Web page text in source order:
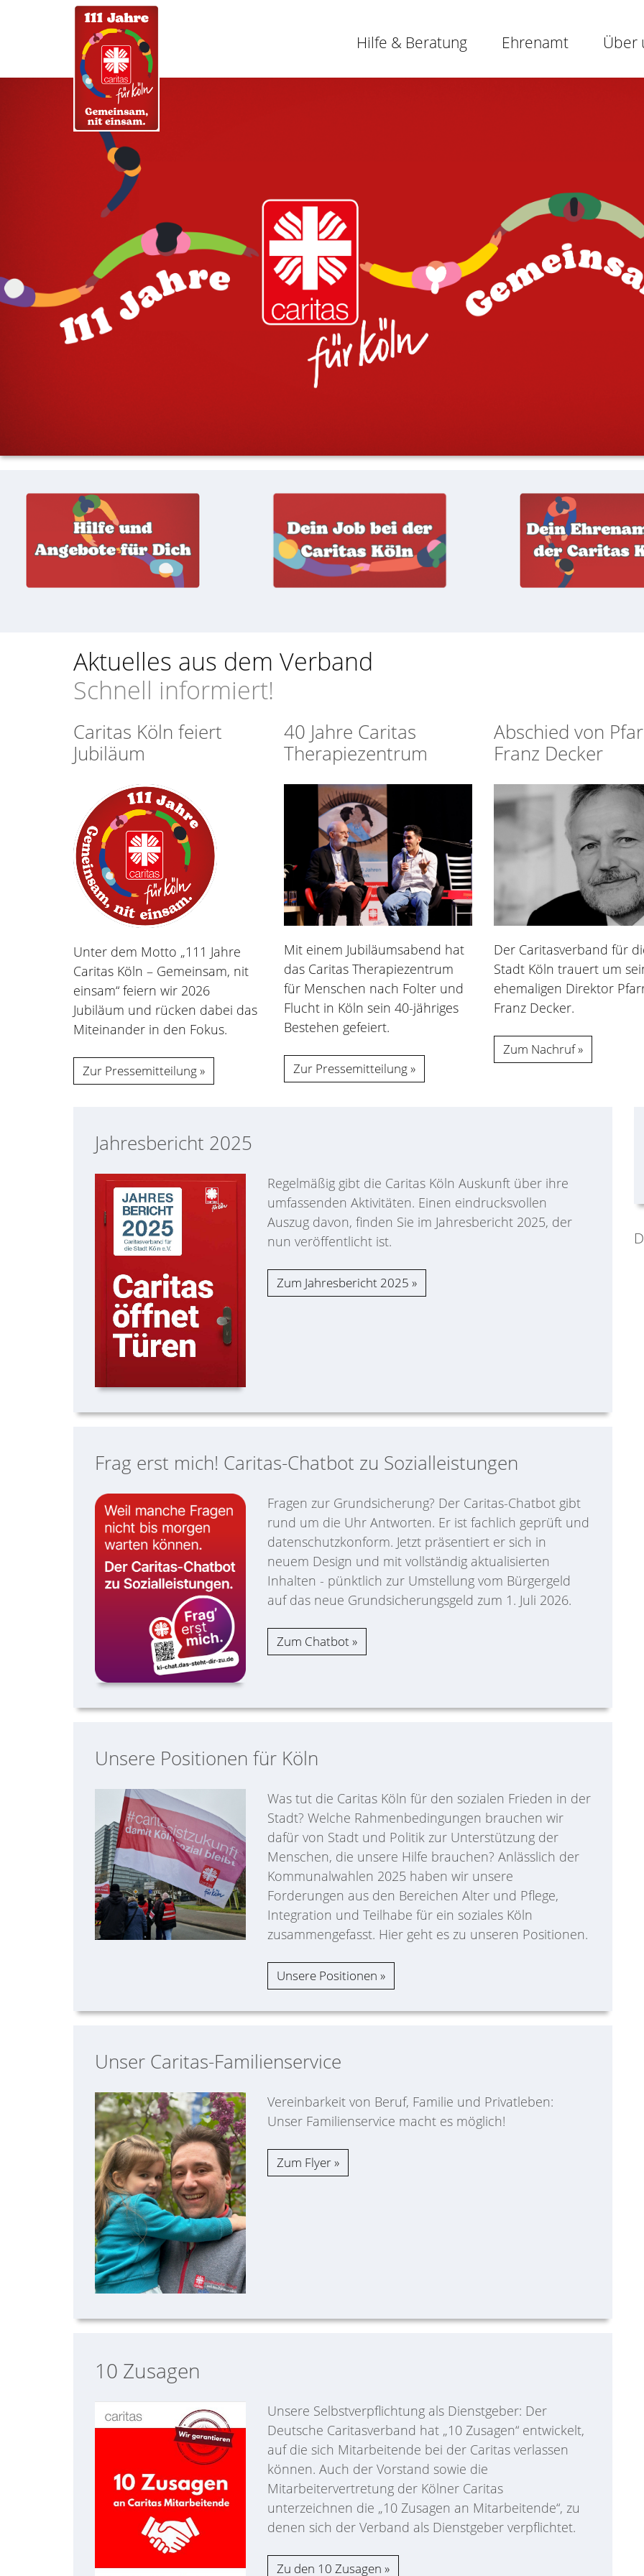
Hilfe & Beratung Ehrenamt Über
Aktuelles aus dem Verband
Schnell informiert!
Caritas Köln feiert
Jubiläum
Unter dem Motto „111 Jahre
Caritas Köln – Gemeinsam, nit
einsam“ feiern wir 2026
Jubiläum und rücken dabei das
Miteinander in den Fokus.
Zur Pressemitteilung
40 Jahre Caritas
Therapiezentrum
Mit einem Jubiläumsabend hat
das Caritas Therapiezentrum
für Menschen nach Folter und
Flucht in Köln sein 40-jähriges
Bestehen gefeiert.
Zur Pressemitteilung
Abschied von
Franz Decker
Der Caritasverband für
Stadt Köln trauert um
ehemaligen Direktor
Franz Decker.
Zum Nachruf
Jahresbericht 2025
Regelmäßig gibt die Caritas Köln Auskunft über ihre
umfassenden Aktivitäten. Einen eindrucksvollen
Auszug davon, finden Sie im Jahresbericht 2025, der
nun veröffentlicht ist.
Zum Jahresbericht 2025
Frag erst mich! Caritas-Chatbot zu Sozialleistungen
Fragen zur Grundsicherung? Der Caritas-Chatbot gibt
rund um die Uhr Antworten. Er ist fachlich geprüft und
datenschutzkonform. Jetzt präsentiert er sich in
neuem Design und mit vollständig aktualisierten
Inhalten - pünktlich zur Umstellung vom Bürgergeld
auf das neue Grundsicherungsgeld zum 1. Juli 2026.
Zum Chatbot
Unsere Positionen für Köln
Was tut die Caritas Köln für den sozialen Frieden in der
Stadt? Welche Rahmenbedingungen brauchen wir
dafür von Stadt und Politik zur Unterstützung der
Menschen, die unsere Hilfe brauchen? Anlässlich der
Kommunalwahlen 2025 haben wir unsere
Forderungen aus den Bereichen Alter und Pflege,
Integration und Teilhabe für ein soziales Köln
zusammengefasst. Hier geht es zu unseren Positionen.
Unsere Positionen
Unser Caritas-Familienservice
Vereinbarkeit von Beruf, Familie und Privatleben:
Unser Familienservice macht es möglich!
Zum Flyer
10 Zusagen
Unsere Selbstverpflichtung als Dienstgeber: Der
Deutsche Caritasverband hat „10 Zusagen“ entwickelt,
auf die sich Mitarbeitende bei der Caritas verlassen
können. Auch der Vorstand sowie die
Mitarbeitervertretung der Kölner Caritas
unterzeichnen die „10 Zusagen an Mitarbeitende“, zu
denen sich der Verband als Dienstgeber verpflichtet.
Zu den 10 Zusagen